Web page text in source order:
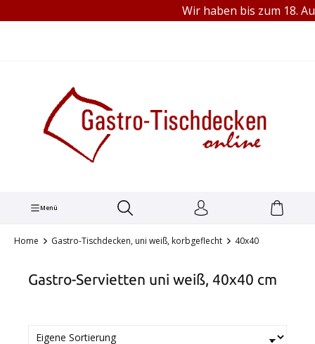
TEL.: +49 (0) 251 1445680Wir haben bis zum 18.
Menü
Home Gastro-Tischdecken, uni weiß, korbgeflecht 40x40
Gastro-Servietten uni weiß, 40x40 cm